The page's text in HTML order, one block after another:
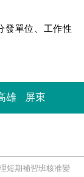
發單位、工作性
雄 屏東
短期補習班核准變